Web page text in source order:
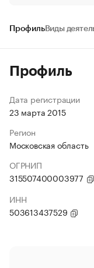
ПрофильВиды
Профиль
Дата регистрации
23 марта 2015
Регион
Московская область
ОГРНИП
315507400003977
ИНН
503613437529